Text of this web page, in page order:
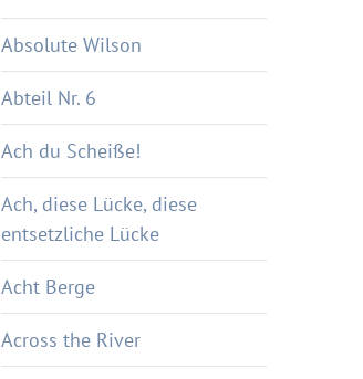
Absolute Wilson
Abteil Nr. 6
Ach du Scheiße!
Ach, diese Lücke, diese
entsetzliche Lücke
Acht Berge
Across the River